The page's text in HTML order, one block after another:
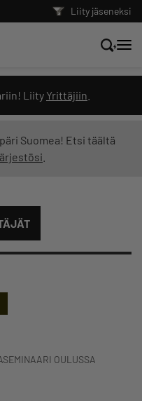
Liity jäseneksi
Liity Yrittäjiin
Suomea! Etsi täältä
OULUSSA
sisältö